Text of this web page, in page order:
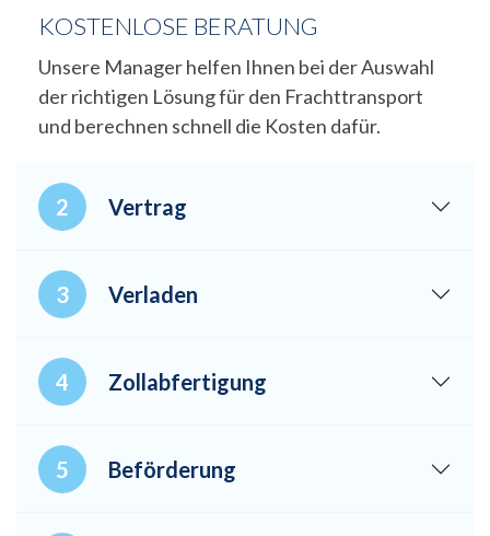
KOSTENLOSE BERATUNG
Unsere Manager helfen Ihnen bei der Auswahl
der richtigen Lösung für den Frachttransport
und berechnen schnell die Kosten dafür.
Vertrag
Verladen
Zollabfertigung
Beförderung